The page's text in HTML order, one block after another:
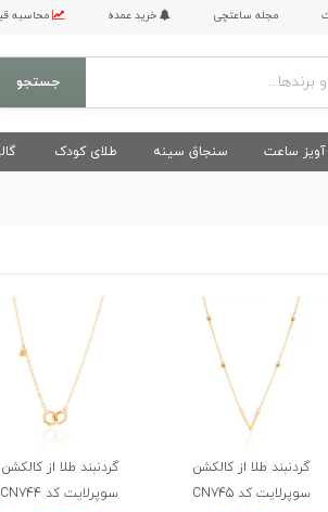
مجله ساعتچی خرید عمده محاسبه
جستجو
آویز ساعت سنجاق سینه طلای کودک
گردنبند طلا از کالکشن
سوپرلایت کد CN745
گردنبند طلا از کالکشن
سوپرلایت کد CN744